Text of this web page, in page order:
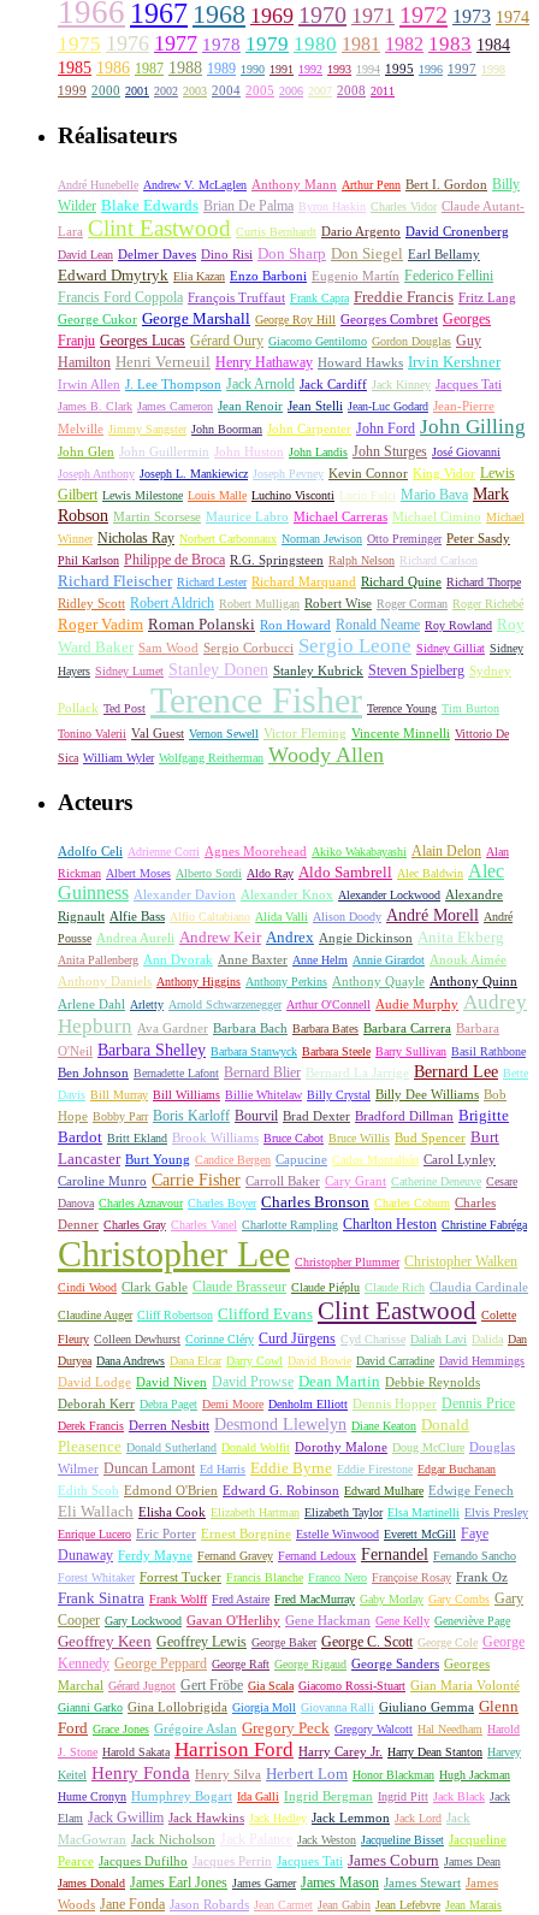
1966 1967 1968 1969 1970 1971 1972 1973 1974
1975 1976 1977 1978 1979 1980 1981 1982 1983 1984
1985 1986 1987 1988 1989 1990 1991 1992 1993 1994 1995 1996 1997 1998
1999 2000 2001 2002 2003 2004 2005 2006 2007 2008 2011
Réalisateurs
André Hunebelle Andrew V. McLaglen Anthony Mann Arthur Penn Bert I. Gordon Billy
Wilder Blake Edwards Brian De Palma Byron Haskin Charles Vidor Claude Autant-
Lara Clint Eastwood Curtis Bernhardt Dario Argento David Cronenberg
David Lean Delmer Daves Dino Risi Don Sharp Don Siegel Earl Bellamy
Edward Dmytryk Elia Kazan Enzo Barboni Eugenio Martín Federico Fellini
Francis Ford Coppola François Truffaut Frank Capra Freddie Francis Fritz Lang
George Cukor George Marshall George Roy Hill Georges Combret Georges
Franju Georges Lucas Gérard Oury Giacomo Gentilomo Gordon Douglas Guy
Hamilton Henri Verneuil Henry Hathaway Howard Hawks Irvin Kershner
Irwin Allen J. Lee Thompson Jack Arnold Jack Cardiff Jack Kinney Jacques Tati
James B. Clark James Cameron Jean Renoir Jean Stelli Jean-Luc Godard Jean-Pierre
Melville Jimmy Sangster John Boorman John Carpenter John Ford John Gilling
John Glen John Guillermin John Huston John Landis John Sturges José Giovanni
Joseph Anthony Joseph L. Mankiewicz Joseph Pevney Kevin Connor King Vidor Lewis
Gilbert Lewis Milestone Louis Malle Luchino Visconti Lucio Fulci Mario Bava Mark
Robson Martin Scorsese Maurice Labro Michael Carreras Michael Cimino Michael
Winner Nicholas Ray Norbert Carbonnaux Norman Jewison Otto Preminger Peter Sasdy
Phil Karlson Philippe de Broca R.G. Springsteen Ralph Nelson Richard Carlson
Richard Fleischer Richard Lester Richard Marquand Richard Quine Richard Thorpe
Ridley Scott Robert Aldrich Robert Mulligan Robert Wise Roger Corman Roger Richebé
Roger Vadim Roman Polanski Ron Howard Ronald Neame Roy Rowland Roy
Ward Baker Sam Wood Sergio Corbucci Sergio Leone Sidney Gilliat Sidney
Hayers Sidney Lumet Stanley Donen Stanley Kubrick Steven Spielberg Sydney
Pollack Ted Post Terence Fisher Terence Young Tim Burton
Tonino Valerii Val Guest Vernon Sewell Victor Fleming Vincente Minnelli Vittorio De
Sica William Wyler Wolfgang Reitherman Woody Allen
Acteurs
Adolfo Celi Adrienne Corri Agnes Moorehead Akiko Wakabayashi Alain Delon Alan
Rickman Albert Moses Alberto Sordi Aldo Ray Aldo Sambrell Alec Baldwin Alec
Guinness Alexander Davion Alexander Knox Alexander Lockwood Alexandre
Rignault Alfie Bass Alfio Caltabiano Alida Valli Alison Doody André Morell André
Pousse Andrea Aureli Andrew Keir Andrex Angie Dickinson Anita Ekberg
Anita Pallenberg Ann Dvorak Anne Baxter Anne Helm Annie Girardot Anouk Aimée
Anthony Daniels Anthony Higgins Anthony Perkins Anthony Quayle Anthony Quinn
Arlene Dahl Arletty Arnold Schwarzenegger Arthur O'Connell Audie Murphy Audrey
Hepburn Ava Gardner Barbara Bach Barbara Bates Barbara Carrera Barbara
O'Neil Barbara Shelley Barbara Stanwyck Barbara Steele Barry Sullivan Basil Rathbone
Ben Johnson Bernadette Lafont Bernard Blier Bernard La Jarrige Bernard Lee Bette
Davis Bill Murray Bill Williams Billie Whitelaw Billy Crystal Billy Dee Williams Bob
Hope Bobby Parr Boris Karloff Bourvil Brad Dexter Bradford Dillman Brigitte
Bardot Britt Ekland Brook Williams Bruce Cabot Bruce Willis Bud Spencer Burt
Lancaster Burt Young Candice Bergen Capucine Carlos Montalbán Carol Lynley
Caroline Munro Carrie Fisher Carroll Baker Cary Grant Catherine Deneuve Cesare
Danova Charles Aznavour Charles Boyer Charles Bronson Charles Coburn Charles
Denner Charles Gray Charles Vanel Charlotte Rampling Charlton Heston Christine Fabréga
Christopher Lee Christopher Plummer Christopher Walken
Cindi Wood Clark Gable Claude Brasseur Claude Piéplu Claude Rich Claudia Cardinale
Claudine Auger Cliff Robertson Clifford Evans Clint Eastwood Colette
Fleury Colleen Dewhurst Corinne Cléry Curd Jürgens Cyd Charisse Daliah Lavi Dalida Dan
Duryea Dana Andrews Dana Elcar Darry Cowl David Bowie David Carradine David Hemmings
David Lodge David Niven David Prowse Dean Martin Debbie Reynolds
Deborah Kerr Debra Paget Demi Moore Denholm Elliott Dennis Hopper Dennis Price
Derek Francis Derren Nesbitt Desmond Llewelyn Diane Keaton Donald
Pleasence Donald Sutherland Donald Wolfit Dorothy Malone Doug McClure Douglas
Wilmer Duncan Lamont Ed Harris Eddie Byrne Eddie Firestone Edgar Buchanan
Edith Scob Edmond O'Brien Edward G. Robinson Edward Mulhare Edwige Fenech
Eli Wallach Elisha Cook Elizabeth Hartman Elizabeth Taylor Elsa Martinelli Elvis Presley
Enrique Lucero Eric Porter Ernest Borgnine Estelle Winwood Everett McGill Faye
Dunaway Ferdy Mayne Fernand Gravey Fernand Ledoux Fernandel Fernando Sancho
Forest Whitaker Forrest Tucker Francis Blanche Franco Nero Françoise Rosay Frank Oz
Frank Sinatra Frank Wolff Fred Astaire Fred MacMurray Gaby Morlay Gary Combs Gary
Cooper Gary Lockwood Gavan O'Herlihy Gene Hackman Gene Kelly Geneviève Page
Geoffrey Keen Geoffrey Lewis George Baker George C. Scott George Cole George
Kennedy George Peppard George Raft George Rigaud George Sanders Georges
Marchal Gérard Jugnot Gert Fröbe Gia Scala Giacomo Rossi-Stuart Gian Maria Volonté
Gianni Garko Gina Lollobrigida Giorgia Moll Giovanna Ralli Giuliano Gemma Glenn
Ford Grace Jones Grégoire Aslan Gregory Peck Gregory Walcott Hal Needham Harold
J. Stone Harold Sakata Harrison Ford Harry Carey Jr. Harry Dean Stanton Harvey
Keitel Henry Fonda Henry Silva Herbert Lom Honor Blackman Hugh Jackman
Hume Cronyn Humphrey Bogart Ida Galli Ingrid Bergman Ingrid Pitt Jack Black Jack
Elam Jack Gwillim Jack Hawkins Jack Hedley Jack Lemmon Jack Lord Jack
MacGowran Jack Nicholson Jack Palance Jack Weston Jacqueline Bisset Jacqueline
Pearce Jacques Dufilho Jacques Perrin Jacques Tati James Coburn James Dean
James Donald James Earl Jones James Garner James Mason James Stewart James
Woods Jane Fonda Jason Robards Jean Carmet Jean Gabin Jean Lefebvre Jean Marais